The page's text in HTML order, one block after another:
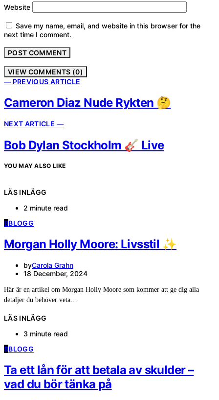
Website
Save my name, email, and website in this browser for the
next time I comment.
VIEW COMMENTS (0)
— PREVIOUS ARTICLE
Cameron Diaz Nude Rykten 🤔
NEXT ARTICLE —
Bob Dylan Stockholm 🎸 Live
YOU MAY ALSO LIKE
LÄS INLÄGG
2 minute read
BBLOGG
Morgan Holly Moore: Livsstil ✨
byCarola Grahn
18 December, 2024
Här är en artikel om Morgan Holly Moore som kommer att ge dig alla
detaljer du behöver veta…
LÄS INLÄGG
3 minute read
BBLOGG
Ta ett lån för att betala av skulder –
vad du bör tänka på